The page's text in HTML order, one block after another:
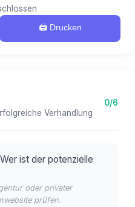
🖨️ Drucken
Verhandlung
0/6
ist der potenzielle
oder privater
prüfen.